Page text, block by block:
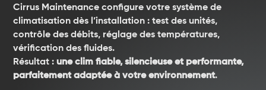
Cirrus Maintenance configure votre système de
climatisation dès l’installation : test des unités,
contrôle des débits, réglage des températures,
vérification des fluides.
Résultat .:une clim fiable, silencieuse et performante,
parfaitement adaptée à votre environnement.